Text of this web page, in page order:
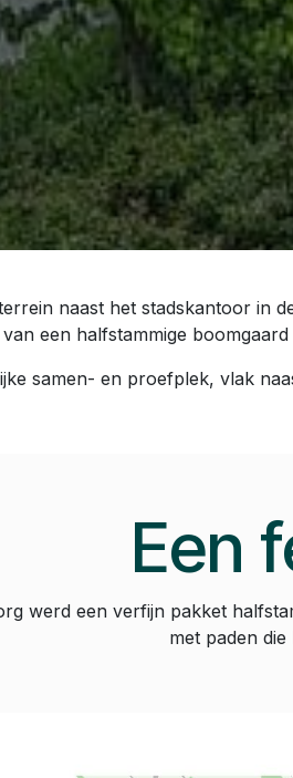
naast het stadskantoor in
een halfstammige
samen- en proefplek, vlak
Een
werd een verfijn pakket
met paden